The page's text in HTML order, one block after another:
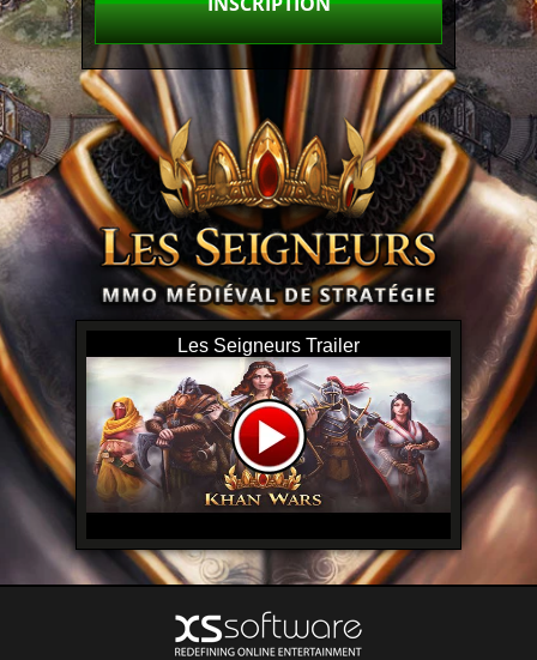
Les Seigneurs Trailer